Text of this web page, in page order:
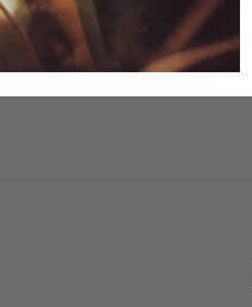
balenie 7,5ml